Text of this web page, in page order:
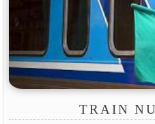
TRAIN